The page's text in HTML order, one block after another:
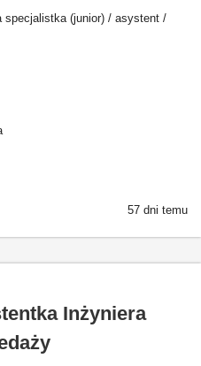
specjalistka (junior) / asystent /
57 dni temu
Inżyniera